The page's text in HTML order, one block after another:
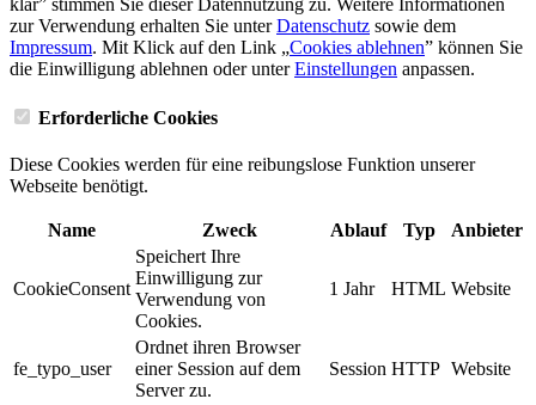
zur Verwendung erhalten Sie unterDatenschutz sowie dem
Impressum. Mit Klick auf den Link „Cookies ablehnen” können Sie
die Einwilligung ablehnen oder unterEinstellungen anpassen.
Erforderliche Cookies
Diese Cookies werden für eine reibungslose Funktion unserer
Webseite benötigt.
Name Zweck Ablauf Typ Anbieter
CookieConsent
Speichert Ihre
Einwilligung zur
Verwendung von
Cookies.
1 Jahr HTML Website
fe_typo_user
Ordnet ihren Browser
einer Session auf dem
Server zu.
Session HTTP Website